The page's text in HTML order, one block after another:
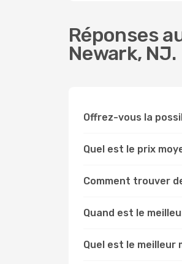
Réponses
Newark, NJ.
Offrez-vous la
Quel est le prix
Comment trouver
Quand est le
Quel est le meilleur